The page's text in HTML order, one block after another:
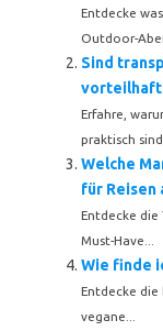
Entdecke
Outdoor-
Sind
Erfahre,
praktisch sind
Welche
für Reisen
Entdecke die
Must-Have...
Wie finde
Entdecke die
vegane...